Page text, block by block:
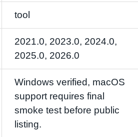
tool
2021.0, 2023.0, 2024.0,
2025.0, 2026.0
Windows verified, macOS
support requires final
smoke test before public
listing.